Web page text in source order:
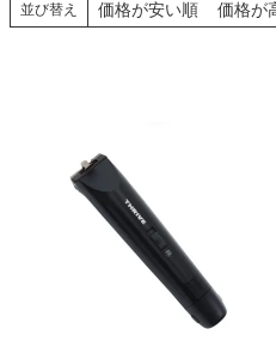
並び替え 価格が安い順 価格が